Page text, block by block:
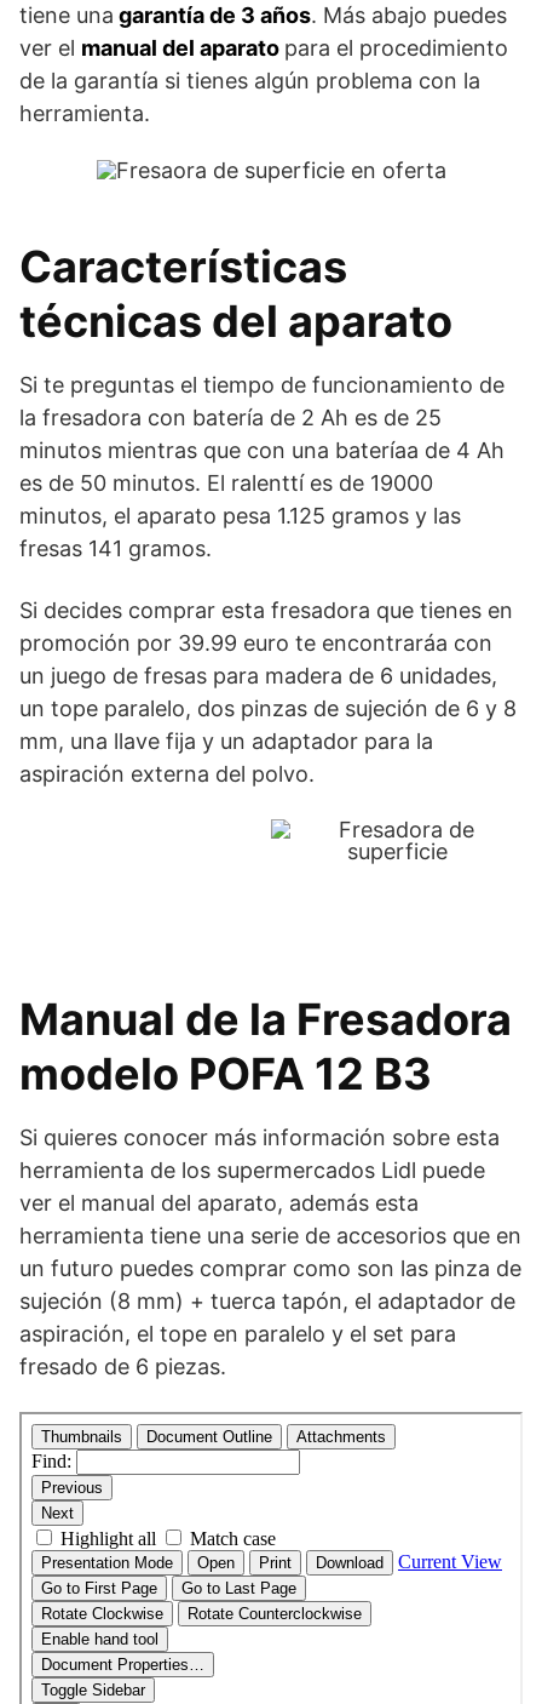
tiene una garantía de 3 años. Más abajo puedes
ver el manual del aparato para el procedimiento
de la garantía si tienes algún problema con la
herramienta.
Características
técnicas del aparato
Si te preguntas el tiempo de funcionamiento de
la fresadora con batería de 2 Ah es de 25
minutos mientras que con una bateríaa de 4 Ah
es de 50 minutos. El ralenttí es de 19000
minutos, el aparato pesa 1.125 gramos y las
fresas 141 gramos.
Si decides comprar esta fresadora que tienes en
promoción por 39.99 euro te encontraráa con
un juego de fresas para madera de 6 unidades,
un tope paralelo, dos pinzas de sujeción de 6 y 8
mm, una llave fija y un adaptador para la
aspiración externa del polvo.
Manual de la Fresadora
modelo POFA 12 B3
Si quieres conocer más información sobre esta
herramienta de los supermercados Lidl puede
ver el manual del aparato, además esta
herramienta tiene una serie de accesorios que en
un futuro puedes comprar como son las pinza de
sujeción (8 mm) + tuerca tapón, el adaptador de
aspiración, el tope en paralelo y el set para
fresado de 6 piezas.